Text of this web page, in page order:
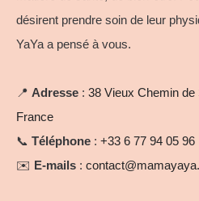
désirent prendre soin de leur
YaYa a pensé à vous.
📍 Adresse : 38 Vieux Chemin de
France
📞 Téléphone : +33 6 77 94 05 96
✉️ E-mails :